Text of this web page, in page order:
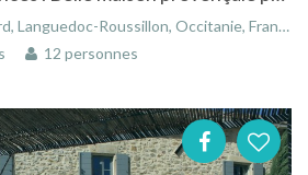
Languedoc-Roussillon, Occitanie, France
12 personnes